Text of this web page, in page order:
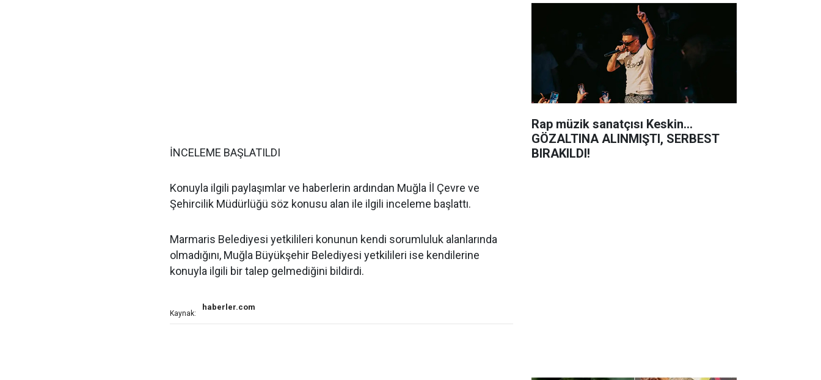
İNCELEME BAŞLATILDI
Konuyla ilgili paylaşımlar ve haberlerin ardından Muğla İl Çevre ve
Şehircilik Müdürlüğü söz konusu alan ile ilgili inceleme başlattı.
Marmaris Belediyesi yetkilileri konunun kendi sorumluluk alanlarında
olmadığını, Muğla Büyükşehir Belediyesi yetkilileri ise kendilerine
konuyla ilgili bir talep gelmediğini bildirdi.
Kaynak:
haberler.com
Rap müzik sanatçısı Keskin...
GÖZALTINA ALINMIŞTI, SERBEST
BIRAKILDI!